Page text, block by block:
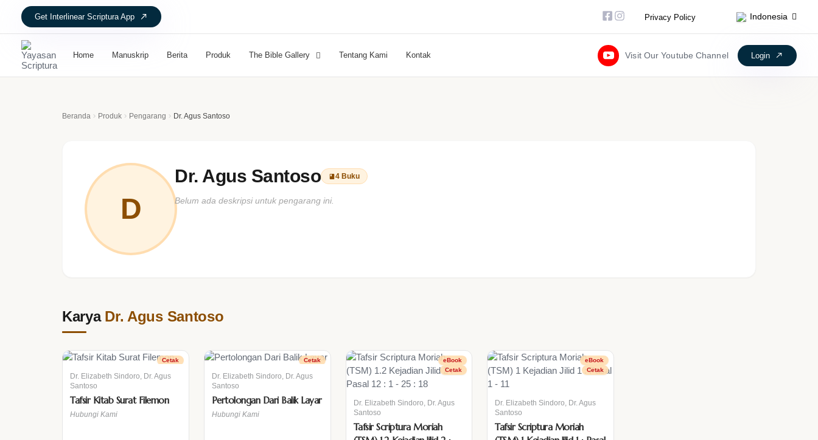
Get Interlinear Scriptura App Facebook-square
InstagramPrivacy Policy Indonesia
Home Manuskrip Berita Produk The Bible Gallery Tentang Kami Kontak Visit Our Youtube Channel Login
Beranda Produk Pengarang Dr. Agus Santoso
D
Dr. Agus Santoso 4 Buku
Belum ada deskripsi untuk pengarang ini.
Karya Dr. Agus Santoso
Cetak
Dr. Elizabeth Sindoro, Dr. Agus
Santoso
Tafsir Kitab Surat Filemon
Hubungi Kami
Cetak
Dr. Elizabeth Sindoro, Dr. Agus
Santoso
Pertolongan Dari Balik Layar
Hubungi Kami
eBook
Cetak
Dr. Elizabeth Sindoro, Dr. Agus
Santoso
Tafsir Scriptura Moriah
eBook
Cetak
Dr. Elizabeth Sindoro, Dr. Agus
Santoso
Tafsir Scriptura Moriah